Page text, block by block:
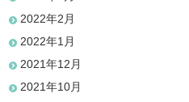
2022年2月
2022年1月
2021年12月
2021年10月